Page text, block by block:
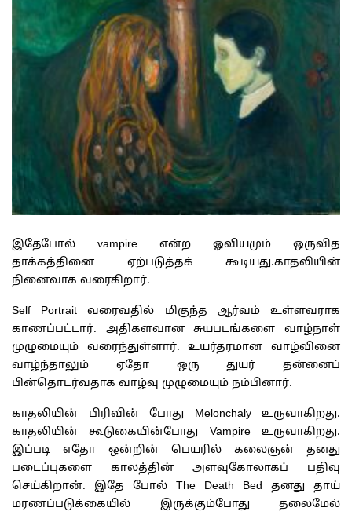
இதேபோல் vampire என்ற ஓவியமும் ஒருவித
தாக்கத்தினை ஏற்படுத்தக் கூடியது.காதலியின்
நினைவாக வரைகிறார்.
Self Portrait வரைவதில் மிகுந்த ஆர்வம் உள்ளவராக
காணப்பட்டார். அதிகளவான சுயபடங்களை வாழ்நாள்
முழுமையும் வரைந்துள்ளார். உயர்தரமான வாழ்வினை
வாழ்ந்தாலும் ஏதோ ஒரு துயர் தன்னைப்
பின்தொடர்வதாக வாழ்வு முழுமையும் நம்பினார்.
காதலியின் பிரிவின் போது Melonchaly உருவாகிறது.
காதலியின் கூடுகையின்போது Vampire உருவாகிறது.
இப்படி எதோ ஒன்றின் பெயரில் கலைஞன் தனது
படைப்புகளை காலத்தின் அளவுகோலாகப் பதிவு
செய்கிறான். இதே போல் The Death Bed தனது தாய்
மரணப்படுக்கையில் இருக்கும்போது தலைமேல்